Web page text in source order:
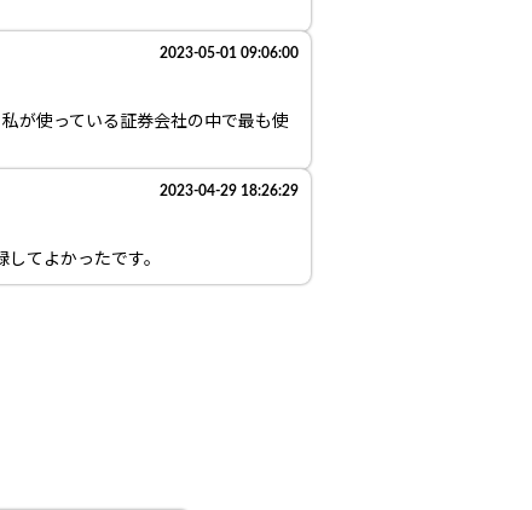
2023-05-01 09:06:00
が使っている証券会社の中で最も使
2023-04-29 18:26:29
てよかったです。